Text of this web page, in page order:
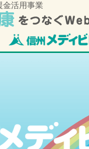
金活用事業